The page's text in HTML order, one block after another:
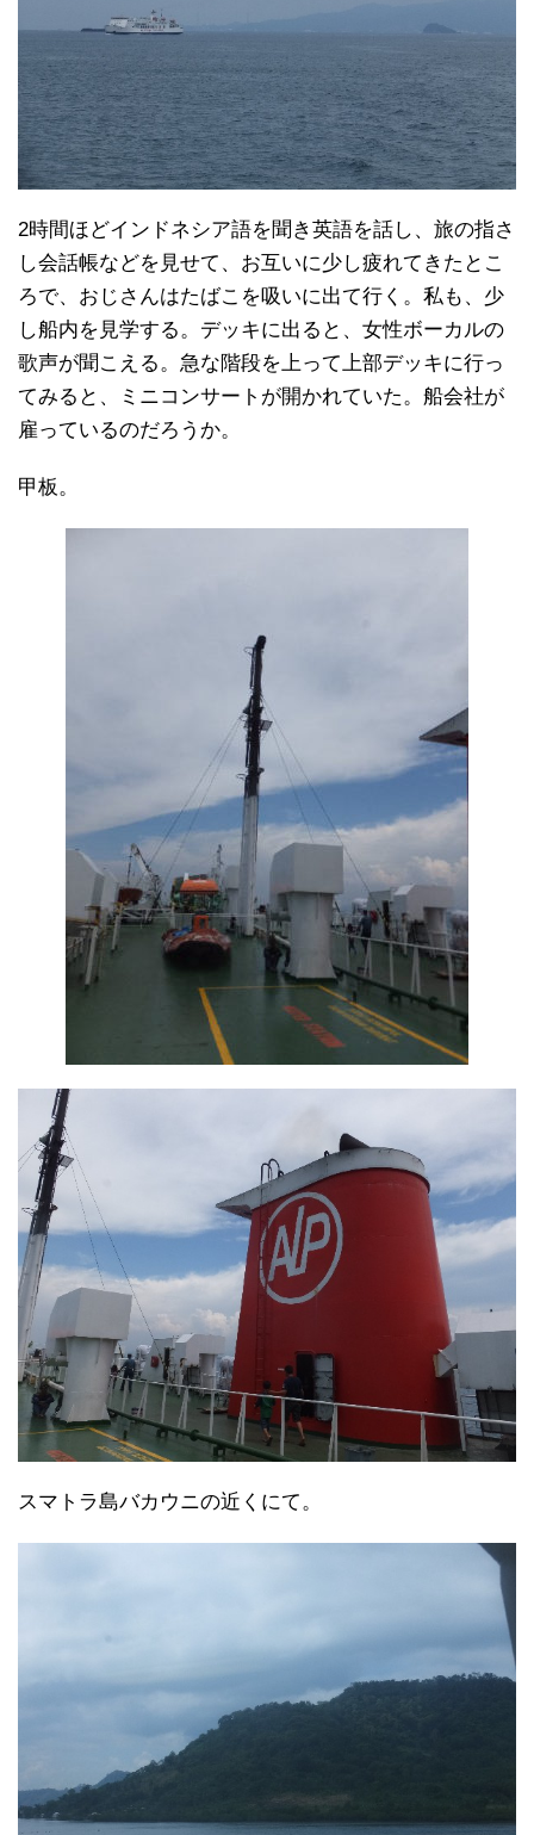
2時間ほどインドネシア語を聞き英語を話し、旅の指さ
し会話帳などを見せて、お互いに少し疲れてきたとこ
ろで、おじさんはたばこを吸いに出て行く。私も、少
し船内を見学する。デッキに出ると、女性ボーカルの
歌声が聞こえる。急な階段を上って上部デッキに行っ
てみると、ミニコンサートが開かれていた。船会社が
雇っているのだろうか。
甲板。
スマトラ島バカウニの近くにて。